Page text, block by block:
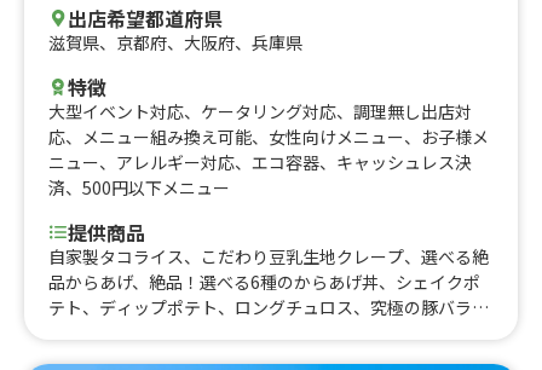
出店希望都道府県
滋賀県、 京都府、 大阪府、 兵庫県
特徴
大型イベント対応、 ケータリング対応、 調理無し出店対
応、 メニュー組み換え可能、 女性向けメニュー、 お子様メ
ニュー、 アレルギー対応、 エコ容器、 キャッシュレス決
済、 500円以下メニュー
提供商品
自家製タコライス、こだわり豆乳生地クレープ、選べる絶
品からあげ、絶品！選べる6種のからあげ丼、シェイクポ
テト、ディップポテト、ロングチュロス、究極の豚バラチ